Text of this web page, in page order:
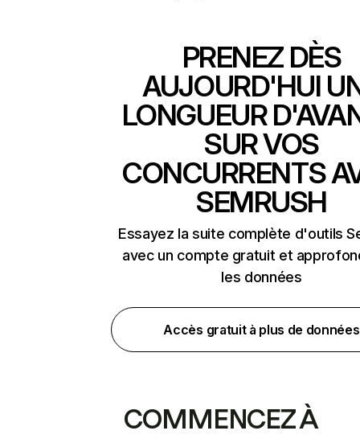
PRENEZ DÈS
AUJOURD'HUI
LONGUEUR
SUR VOS
CONCURRENTS
SEMRUSH
Essayez la suite complète d'outils
avec un compte gratuit et
les données
Accès gratuit à plus de données
COMMENCEZ À